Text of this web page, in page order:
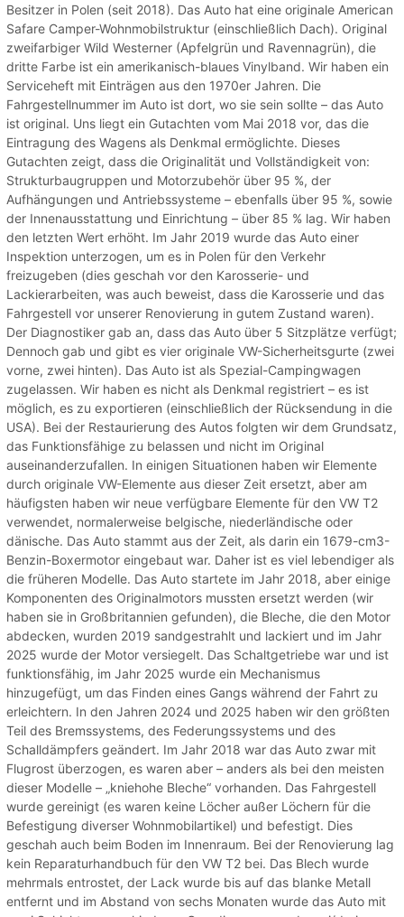
Besitzer in Polen (seit 2018). Das Auto hat eine originale American
Safare Camper-Wohnmobilstruktur (einschließlich Dach). Original
zweifarbiger Wild Westerner (Apfelgrün und Ravennagrün), die
dritte Farbe ist ein amerikanisch-blaues Vinylband. Wir haben ein
Serviceheft mit Einträgen aus den 1970er Jahren. Die
Fahrgestellnummer im Auto ist dort, wo sie sein sollte – das Auto
ist original. Uns liegt ein Gutachten vom Mai 2018 vor, das die
Eintragung des Wagens als Denkmal ermöglichte. Dieses
Gutachten zeigt, dass die Originalität und Vollständigkeit von:
Strukturbaugruppen und Motorzubehör über 95 %, der
Aufhängungen und Antriebssysteme – ebenfalls über 95 %, sowie
der Innenausstattung und Einrichtung – über 85 % lag. Wir haben
den letzten Wert erhöht. Im Jahr 2019 wurde das Auto einer
Inspektion unterzogen, um es in Polen für den Verkehr
freizugeben (dies geschah vor den Karosserie- und
Lackierarbeiten, was auch beweist, dass die Karosserie und das
Fahrgestell vor unserer Renovierung in gutem Zustand waren).
Der Diagnostiker gab an, dass das Auto über 5 Sitzplätze verfügt;
Dennoch gab und gibt es vier originale VW-Sicherheitsgurte (zwei
vorne, zwei hinten). Das Auto ist als Spezial-Campingwagen
zugelassen. Wir haben es nicht als Denkmal registriert – es ist
möglich, es zu exportieren (einschließlich der Rücksendung in die
USA). Bei der Restaurierung des Autos folgten wir dem Grundsatz,
das Funktionsfähige zu belassen und nicht im Original
auseinanderzufallen. In einigen Situationen haben wir Elemente
durch originale VW-Elemente aus dieser Zeit ersetzt, aber am
häufigsten haben wir neue verfügbare Elemente für den VW T2
verwendet, normalerweise belgische, niederländische oder
dänische. Das Auto stammt aus der Zeit, als darin ein 1679-cm3-
Benzin-Boxermotor eingebaut war. Daher ist es viel lebendiger als
die früheren Modelle. Das Auto startete im Jahr 2018, aber einige
Komponenten des Originalmotors mussten ersetzt werden (wir
haben sie in Großbritannien gefunden), die Bleche, die den Motor
abdecken, wurden 2019 sandgestrahlt und lackiert und im Jahr
2025 wurde der Motor versiegelt. Das Schaltgetriebe war und ist
funktionsfähig, im Jahr 2025 wurde ein Mechanismus
hinzugefügt, um das Finden eines Gangs während der Fahrt zu
erleichtern. In den Jahren 2024 und 2025 haben wir den größten
Teil des Bremssystems, des Federungssystems und des
Schalldämpfers geändert. Im Jahr 2018 war das Auto zwar mit
Flugrost überzogen, es waren aber – anders als bei den meisten
dieser Modelle – „kniehohe Bleche“ vorhanden. Das Fahrgestell
wurde gereinigt (es waren keine Löcher außer Löchern für die
Befestigung diverser Wohnmobilartikel) und befestigt. Dies
geschah auch beim Boden im Innenraum. Bei der Renovierung lag
kein Reparaturhandbuch für den VW T2 bei. Das Blech wurde
mehrmals entrostet, der Lack wurde bis auf das blanke Metall
entfernt und im Abstand von sechs Monaten wurde das Auto mit